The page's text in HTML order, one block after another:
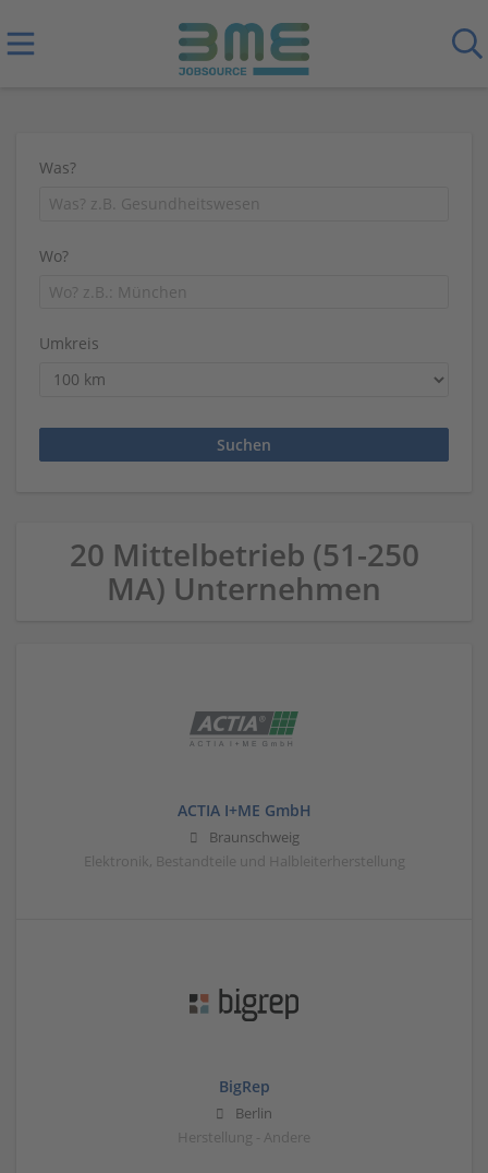
Was?
Wo?
Umkreis
20 Mittelbetrieb (51-250
MA) Unternehmen
ACTIA I+ME GmbH
Braunschweig
Elektronik, Bestandteile und Halbleiterherstellung
BigRep
Berlin
Herstellung - Andere